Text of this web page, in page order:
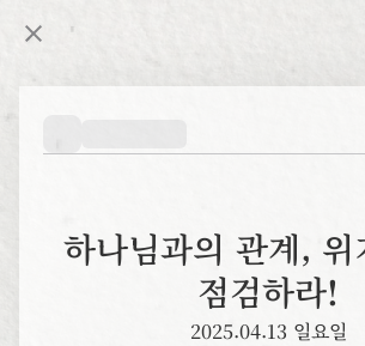
하나님과의 관계, 위
점검하라!
2025.04.13 일요일